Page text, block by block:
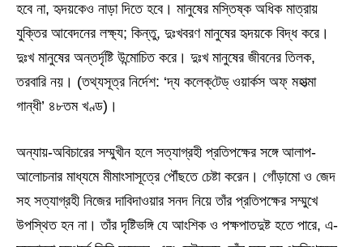
হবে না, হৃদয়কেও নাড়া দিতে হবে। মানুষের মস্তিষ্ক অধিক মাত্রায়
যুক্তির আবেদনের লক্ষ্য; কিন্তু, দুঃখবরণ মানুষের হৃদয়কে বিদ্ধ করে।
দুঃখ মানুষের অন্তর্দৃষ্টি উন্মোচিত করে। দুঃখ মানুষের জীবনের তিলক,
তরবারি নয়। (তথ্যসূত্র নির্দেশ: ‘দ্য কলেক্‌টেড্‌ ওয়ার্কস অফ্‌ মহাত্মা
গান্ধী’ ৪৮তম খণ্ড)।
অন্যায়-অবিচারের সম্মুখীন হলে সত্যাগ্রহী প্রতিপক্ষের সঙ্গে আলাপ-
আলোচনার মাধ্যমে মীমাংসাসূত্রে পৌঁছতে চেষ্টা করেন। গোঁড়ামো ও জেদ
সহ সত্যাগ্রহী নিজের দাবিদাওয়ার সনদ নিয়ে তাঁর প্রতিপক্ষের সম্মুখে
উপস্থিত হন না। তাঁর দৃষ্টিভঙ্গি যে আংশিক ও পক্ষপাতদুষ্ট হতে পারে, এ-